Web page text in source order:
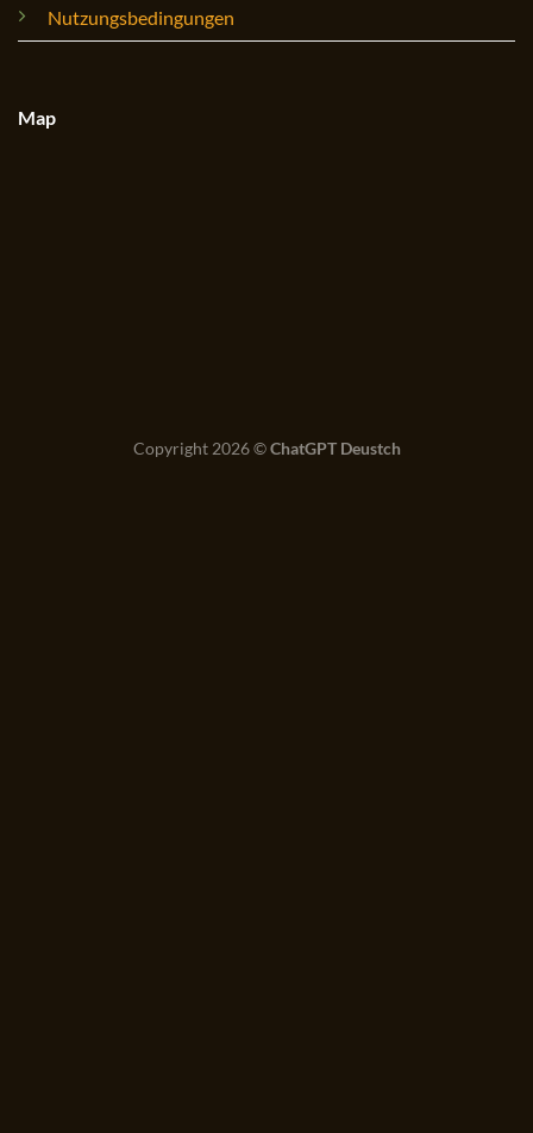
Nutzungsbedingungen
Map
Copyright 2026 ©ChatGPT Deustch